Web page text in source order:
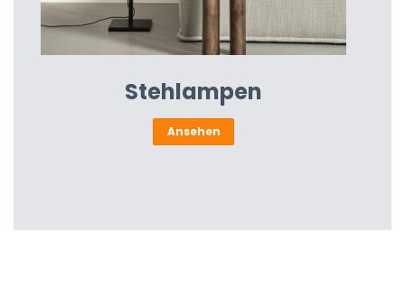
Stehlampen
Ansehen